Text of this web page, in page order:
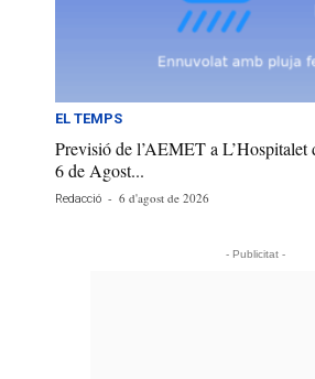
EL TEMPS
Previsió de l’AEMET a L’Hospitalet
6 de Agost...
Redacció - 6 d'agost de 2026
- Publicitat -